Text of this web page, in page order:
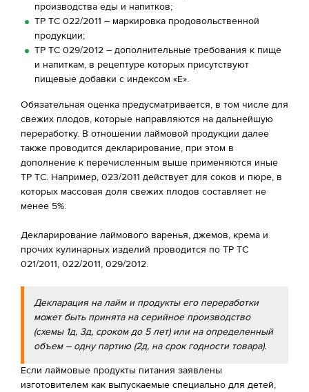
производства еды и напитков;
ТР ТС 022/2011 – маркировка продовольственной
продукции;
ТР ТС 029/2012 – дополнительные требования к пище
и напиткам, в рецептуре которых присутствуют
пищевые добавки с индексом «Е».
Обязательная оценка предусматривается, в том числе для
свежих плодов, которые направляются на дальнейшую
переработку. В отношении лаймовой продукции далее
также проводится декларирование, при этом в
дополнение к перечисленным выше применяются иные
ТР ТС. Например, 023/2011 действует для соков и пюре, в
которых массовая доля свежих плодов составляет не
менее 5%.
Декларирование лаймового варенья, джемов, крема и
прочих кулинарных изделий проводится по ТР ТС
021/2011, 022/2011, 029/2012.
Декларация на лайм и продукты его переработки
может быть принята на серийное производство
(схемы 1д, 3д, сроком до 5 лет) или на определенный
объем – одну партию (2д, на срок годности товара).
Если лаймовые продукты питания заявлены
изготовителем как выпускаемые специально для детей,